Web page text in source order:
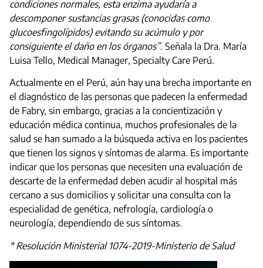
condiciones normales, esta enzima ayudaría a
descomponer sustancias grasas (conocidas como
glucoesfingolípidos) evitando su acúmulo y por
consiguiente el daño en los órganos”. Señala la Dra. María
Luisa Tello, Medical Manager, Specialty Care Perú.
Actualmente en el Perú, aún hay una brecha importante en
el diagnóstico de las personas que padecen la enfermedad
de Fabry, sin embargo, gracias a la concientización y
educación médica continua, muchos profesionales de la
salud se han sumado a la búsqueda activa en los pacientes
que tienen los signos y síntomas de alarma. Es importante
indicar que los personas que necesiten una evaluación de
descarte de la enfermedad deben acudir al hospital más
cercano a sus domicilios y solicitar una consulta con la
especialidad de genética, nefrología, cardiología o
neurología, dependiendo de sus síntomas.
* Resolución Ministerial 1074-2019-Ministerio de Salud